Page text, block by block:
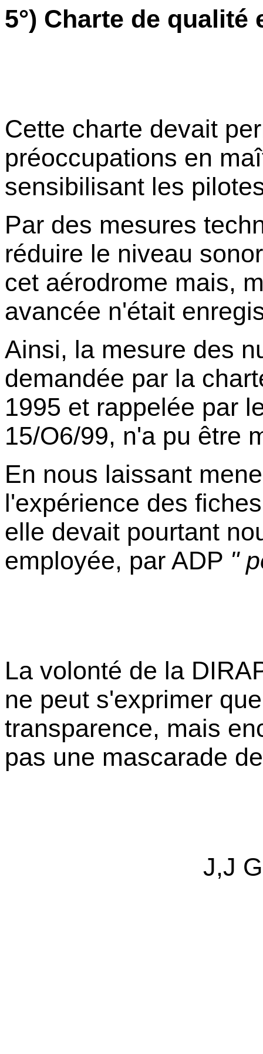
5°) Charte de
Cette charte devait
préoccupations en
sensibilisant les
Par des mesures
réduire le niveau
cet aérodrome mais,
avancée n'était
Ainsi, la mesure des
demandée par la
1995 et rappelée par
15/O6/99, n'a pu être
En nous laissant
l'expérience des
elle devait pourtant
employée, par ADP "
La volonté de la
ne peut s'exprimer
transparence, mais
pas une mascarade
J,J